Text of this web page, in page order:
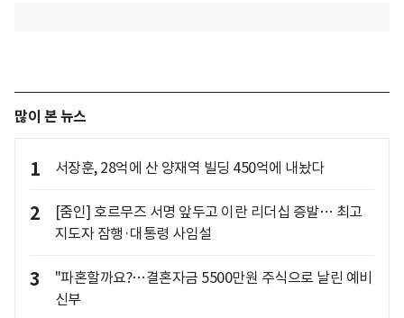
많이 본 뉴스
1 서장훈, 28억에 산 양재역 빌딩 450억에 내놨다
2
[줌인] 호르무즈 서명 앞두고 이란 리더십 증발… 최고
지도자 잠행·대통령 사임설
3
"파혼할까요?…결혼자금 5500만원 주식으로 날린 예비
신부